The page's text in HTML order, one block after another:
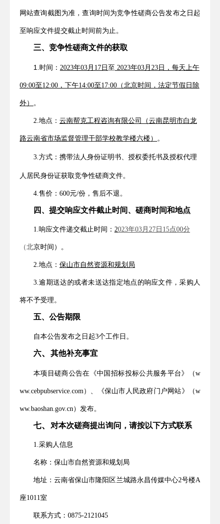
网站查询截图为准，查询时间为竞争性磋商公告发布之日起
至响应文件提交截止时间前为止。
三、竞争性磋商文件的获取
1.时间： 2023年03月 17 日 至 2023年03月 23 日，每天上午
09:00至12:00，下午14:00至17:00 （北京时间，法定节假日除
外） 。
2.地点： 云南帮克工程咨询有限公司（云南昆明市白龙
路云南省市场监督管理干部学校教学楼六楼） 。
3.方式：携带法人身份证明书、 授权委托书及授权代理
人居民身份证获取竞争性磋商文件。
4.售价： 600元/份，售后不退。
四、 提交响应文件截止时间、磋商时间和地点
1.响应文件递交截止时间： 2023年03月 27 日 15点00分
（北京时间）。
2.地点： 保山市自然资源和规划局
3.逾期送达的或者未送达指定地点的响应文件，采购人
将不予受理。
五、公告期限
自本公告发布之日起3个工作日。
六、 其他补充事宜
本项目磋商公告在《中国招标投标公共服务平台》（w
ww.cebpubservice.com）、《保山市人民政府门户网站》（w
ww.baoshan.gov.cn）发布。
七、 对本次磋商提出询问，请按以下方式联系
1.采购人信息
名称：保山市自然资源和规划局
地址：云南省保山市隆阳区兰城路永昌传媒中心2号楼A
座1011室
联系方式： 0875-2121045